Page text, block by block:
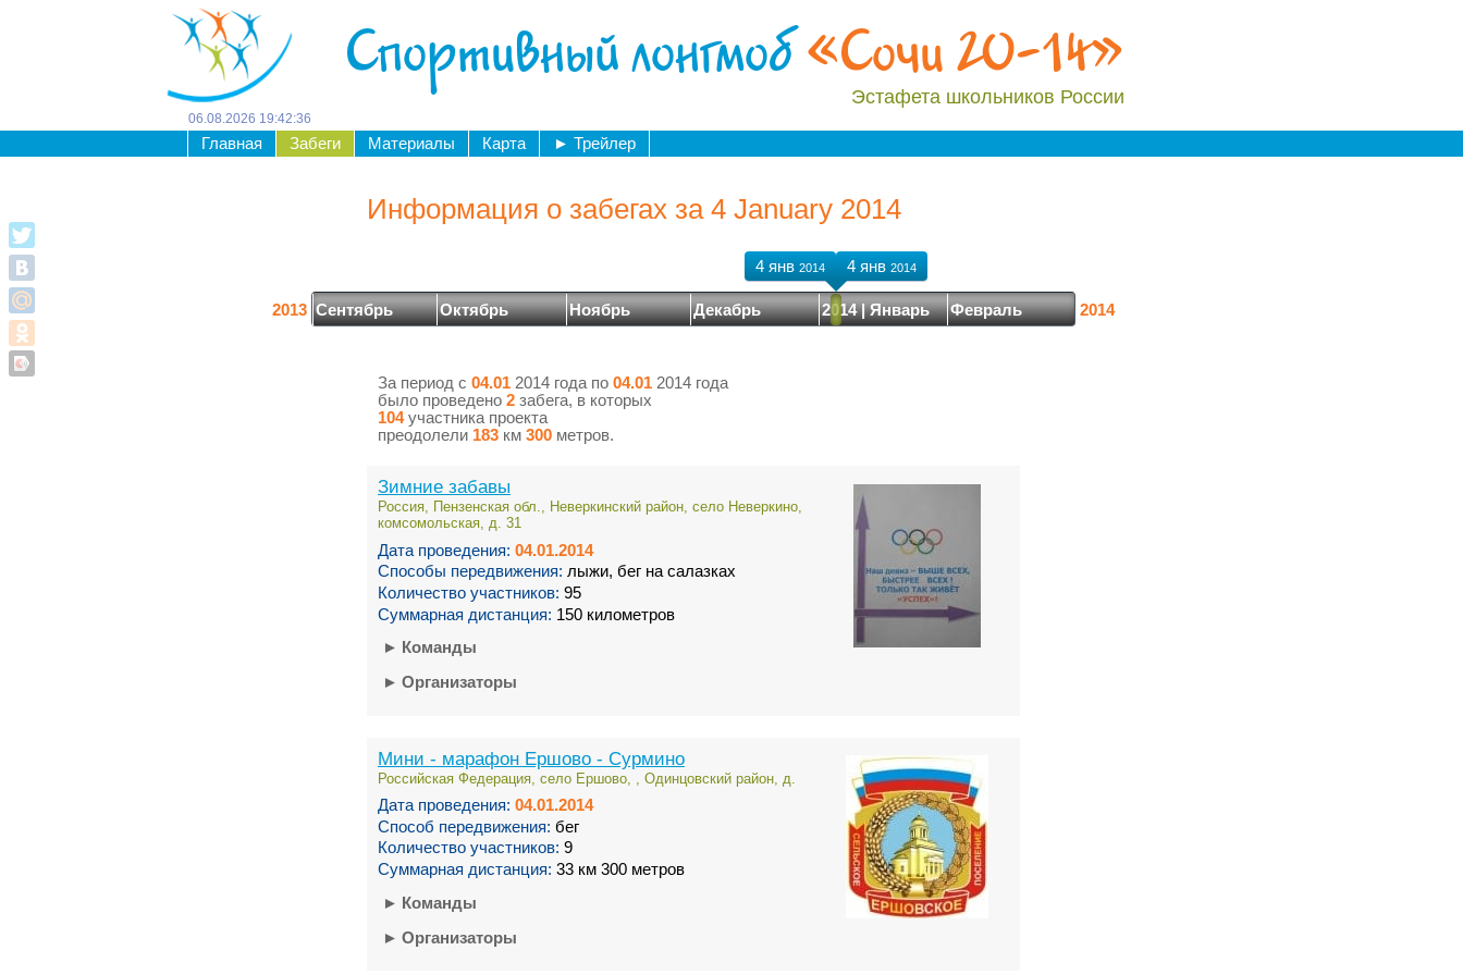
Спортивный лонгмоб«Сочи 20-14»
Эстафета школьников России
06 08 2026 19:42:36
Главная Забеги Материалы Карта ► Трейлер
Информация о забегах за 4 January 2014
2013 Сентябрь Октябрь Ноябрь Декабрь 2014 | Январь Февраль
4 янв 2014 4 янв 2014
2014
За период с 04.01 2014 года по 04.01 2014 года
было проведено 2 забега, в которых
104участника проекта
преодолели 183 км 300 метров.
Зимние забавы
Россия, Пензенская обл., Неверкинский район, село Неверкино,
комсомольская, д. 31
Дата проведения: 04.01.2014
Способы передвижения: лыжи, бег на салазках
Количество участников: 95
Суммарная дистанция: 150 километров
► Команды
► Организаторы
Мини - марафон Ершово - Сурмино
Российская Федерация, село Ершово, , Одинцовский район, д.
Дата проведения: 04.01.2014
Способ передвижения: бег
Количество участников: 9
Суммарная дистанция: 33 км 300 метров
► Команды
► Организаторы